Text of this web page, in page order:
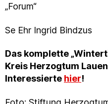
„Forum“
Se Ehr Ingrid Bindzus
Das komplette
Kreis Herzogtum
Interessierte hier!